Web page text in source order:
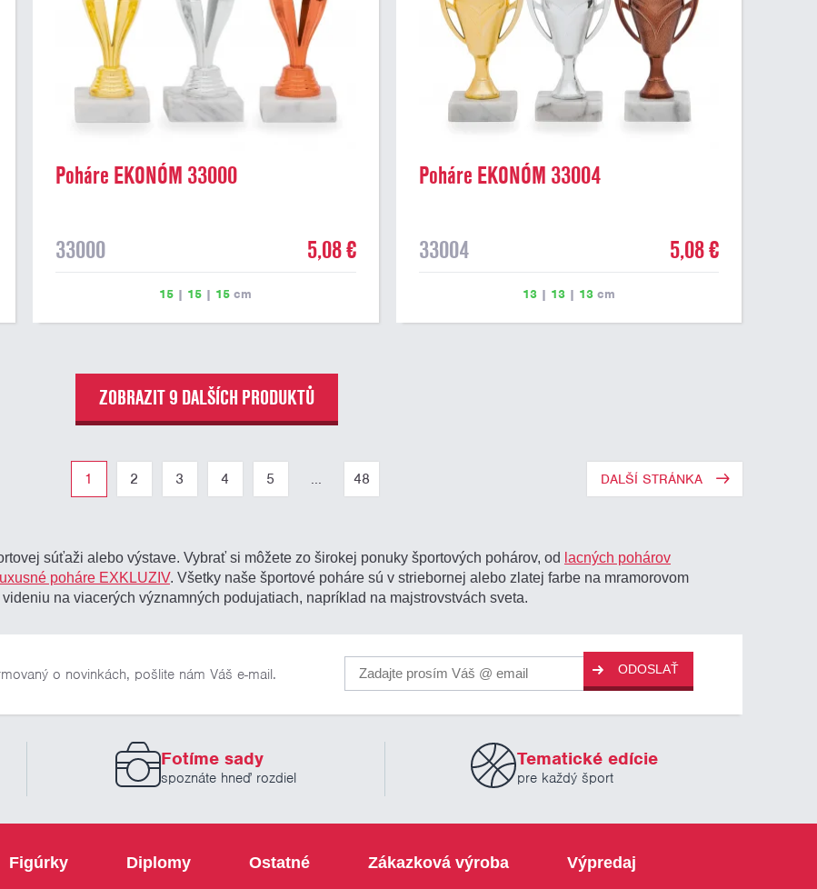
Poháre EKONÓM 33000
33000 5,08 €
15 | 15 | 15 cm
Poháre EKONÓM 33004
33004 5,08 €
13| 13| 13cm
ZOBRAZIT 9 DALŠÍCH PRODUKTŮ
1 2 3 4 5 ... 48 DALŠÍ STRÁNKA
súťaži alebo výstave. Vybrať si môžete zo širokej ponuky športových pohárov, od lacných pohárov
poháre EXKLUZIV. Všetky naše športové poháre sú v striebornej alebo zlatej farbe na mramorovom
na viacerých významných podujatiach, napríklad na majstrovstvách sveta.
o novinkách, pošlite nám Váš e-mail. ODOSLAŤ
Fotíme sady
spoznáte hneď rozdiel
Tematické edície
pre každý šport
Figúrky Diplomy Ostatné Zákazková výroba Výpredaj